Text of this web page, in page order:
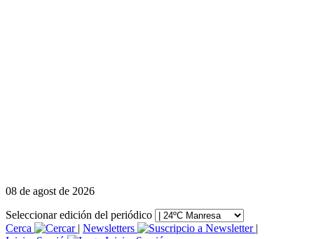
08 de agost de 2026
Seleccionar edición del periódico
Cerca
| Newsletters
|